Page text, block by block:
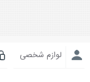
لوازم شخصی